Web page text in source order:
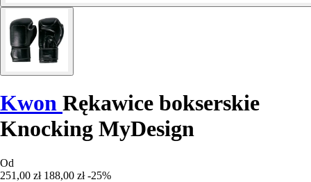
Kwon Rękawice bokserskie
Knocking MyDesign
Od
251,00 zł 188,00 zł -25%